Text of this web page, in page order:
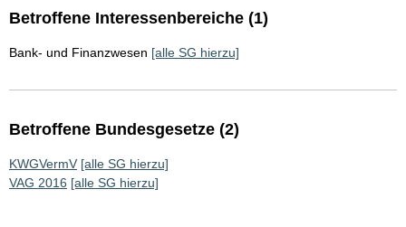
Betroffene Interessenbereiche (1)
Bank- und Finanzwesen [alle SG hierzu]
Betroffene Bundesgesetze (2)
KWGVermV [alle SG hierzu]
VAG 2016 [alle SG hierzu]